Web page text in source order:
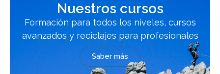
Nuestros cursos
Formación para todos los niveles, cursos
avanzados y reciclajes para profesionales
Saber más